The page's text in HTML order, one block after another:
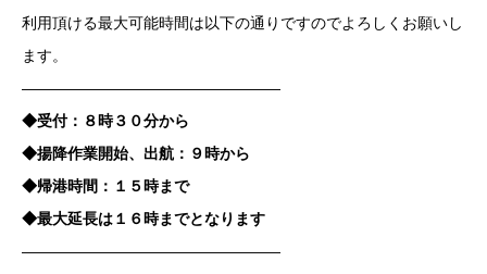
利用頂ける最大可能時間は以下の通りですのでよろしくお願いし
ます。
—————————————————
◆受付：８時３０分から
◆揚降作業開始、出航：９時から
◆帰港時間：１５時まで
◆最大延長は１６時までとなります
—————————————————